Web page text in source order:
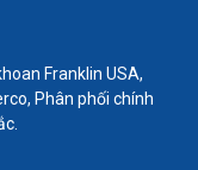
Franklin USA,
Phân phối chính